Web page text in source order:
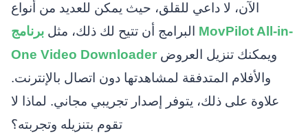
الآن، لا داعي للقلق، حيث يمكن للعديد من أنواع
البرامج أن تتيح لك ذلك، مثلبرنامج MovPilot All-in-
One Video Downloaderويمكنك تنزيل العروض
والأفلام المتدفقة لمشاهدتها دون اتصال بالإنترنت.
علاوة على ذلك، يتوفر إصدار تجريبي مجاني. لماذا لا
تقوم بتنزيله وتجربته؟